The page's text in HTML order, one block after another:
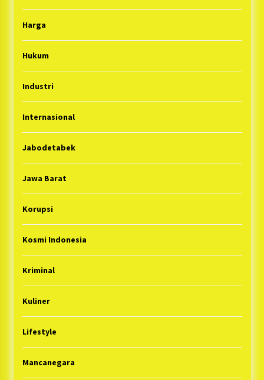
Harga
Hukum
Industri
Internasional
Jabodetabek
Jawa Barat
Korupsi
Kosmi Indonesia
Kriminal
Kuliner
Lifestyle
Mancanegara